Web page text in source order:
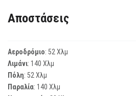
Αποστάσεις
Αεροδρόμιο: 52 Χλμ
Λιμάνι: 140 Χλμ
Πόλη: 52 Χλμ
Παραλία: 140 Χλμ